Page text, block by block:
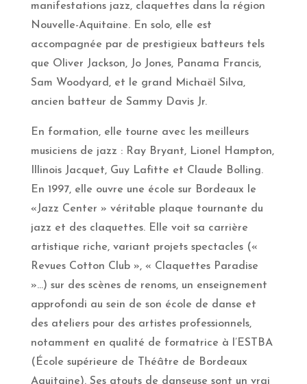
manifestations jazz, claquettes dans la région
Nouvelle-Aquitaine. En solo, elle est
accompagnée par de prestigieux batteurs tels
que Oliver Jackson, Jo Jones, Panama Francis,
Sam Woodyard, et le grand Michaël Silva,
ancien batteur de Sammy Davis Jr.
En formation, elle tourne avec les meilleurs
musiciens de jazz : Ray Bryant, Lionel Hampton,
Illinois Jacquet, Guy Lafitte et Claude Bolling.
En 1997, elle ouvre une école sur Bordeaux le
«Jazz Center » véritable plaque tournante du
jazz et des claquettes. Elle voit sa carrière
artistique riche, variant projets spectacles («
Revues Cotton Club », « Claquettes Paradise
»…) sur des scènes de renoms, un enseignement
approfondi au sein de son école de danse et
des ateliers pour des artistes professionnels,
notamment en qualité de formatrice à l’ESTBA
(École supérieure de Théâtre de Bordeaux
Aquitaine). Ses atouts de danseuse sont un vrai